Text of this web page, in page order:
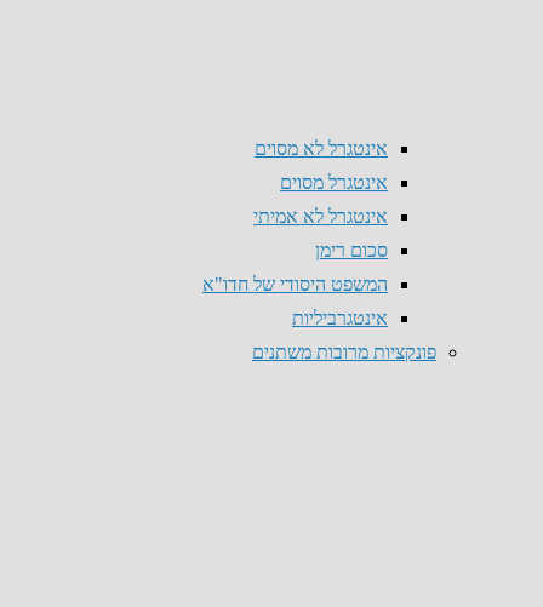
אינטגרל לא מסוים
אינטגרל מסוים
אינטגרל לא אמיתי
סכום רימן
המשפט היסודי של חדו"א
אינטגרביליות
פונקציות מרובות משתנים